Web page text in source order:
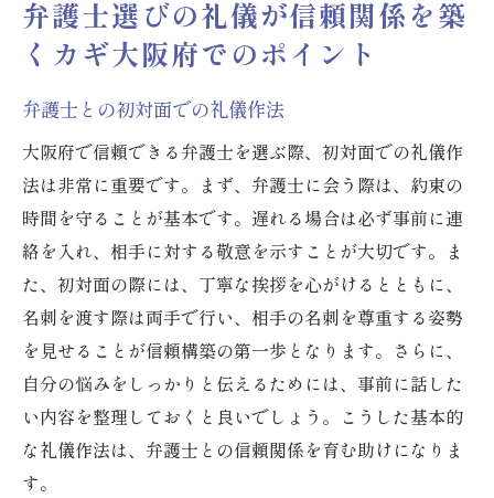
礼儀正しさが弁護士選びに与える影響
弁護士と良好な関係を築くための大阪府で
の心得
が重要
専門性と礼儀の両立がもたらす信頼
大阪府の弁護士が提供する専門的アドバイ
ス
礼儀に重きを置く大阪府の弁護士選び
弁護士選びで失敗しないための礼儀の重要
性
専門性と人間性のバランスが鍵
大阪府での弁護士選び、礼儀が信頼に直結
弁護士選びの礼儀が信頼関係を築
くカギ大阪府でのポイント
弁護士との初対面での礼儀作法
大阪府で信頼できる弁護士を選ぶ際、初対面での礼儀作
法は非常に重要です。まず、弁護士に会う際は、約束の
時間を守ることが基本です。遅れる場合は必ず事前に連
絡を入れ、相手に対する敬意を示すことが大切です。ま
た、初対面の際には、丁寧な挨拶を心がけるとともに、
名刺を渡す際は両手で行い、相手の名刺を尊重する姿勢
を見せることが信頼構築の第一歩となります。さらに、
自分の悩みをしっかりと伝えるためには、事前に話した
い内容を整理しておくと良いでしょう。こうした基本的
な礼儀作法は、弁護士との信頼関係を育む助けになりま
す。